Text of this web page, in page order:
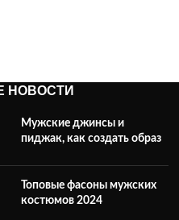
НОВОСТИ
Мужские джинсы и
пиджак, как создать образ
Топовые фасоны мужских
костюмов 2024